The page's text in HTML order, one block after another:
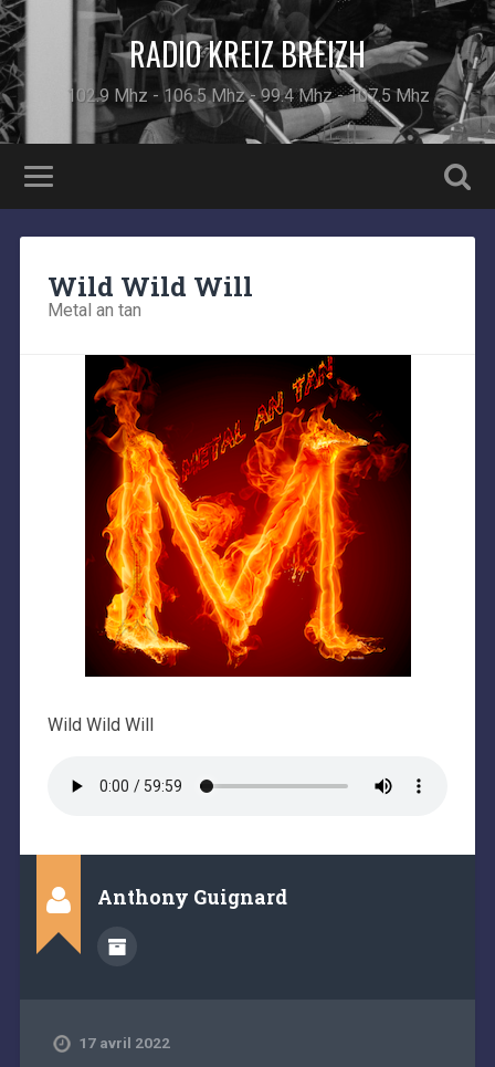
RADIO KREIZ BREIZH
102.9 Mhz - 106.5 Mhz - 99.4 Mhz - 107.5 Mhz
Wild Wild Will
Metal an tan
Wild Wild Will
Anthony Guignard
17 avril 2022